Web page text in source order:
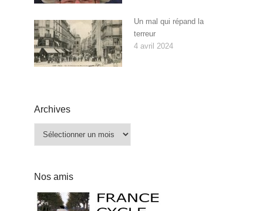
Un mal qui répand la
terreur
4 avril 2024
Archives
Nos amis